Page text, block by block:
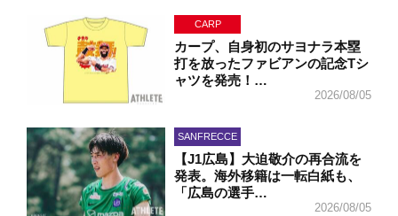
CARP
カープ、自身初のサヨナラ本塁
打を放ったファビアンの記念Tシ
ャツを発売！…
2026/08/05
SANFRECCE
【J1広島】大迫敬介の再合流を
発表。海外移籍は一転白紙も、
「広島の選手…
2026/08/05